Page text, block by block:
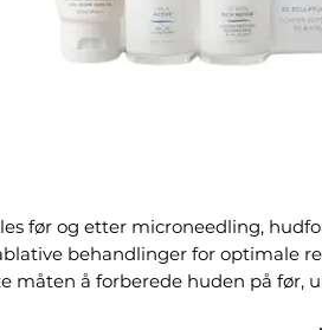
før og etter microneedling,
behandlinger for optimale
måten å forberede huden på før,